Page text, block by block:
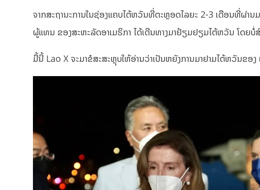
ຈາກສະຖານະການໃນຊ່ອງແຄບໄຕ້ຫວັນທີ່ຕະຫຼອດໄລຍະ 2-3 ເດືອນທີ່ຜ່ານ
ຜູ້ແທນ ຂອງສະຫະລັດອາເມຣິກາ ໄດ້ເດີນທາງມາຢ້ຽມຢຽມໄຕ້ຫວັນ ໂດຍ
ມື້ນີ້ Lao X ຈະມາຂໍສະສະຫຼຸບໃຫ້ອ່ານວ່າເປັນຫຍັງການມາຢາມໄຕ້ຫວັນຂອ